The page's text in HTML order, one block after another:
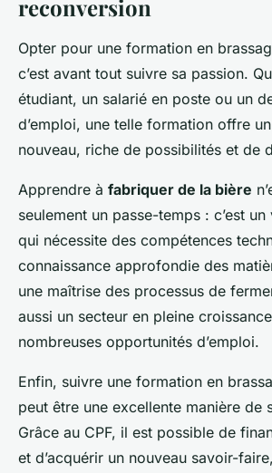
reconversion
Opter pour une formation en
c’est avant tout suivre sa passion.
étudiant, un salarié en poste ou un
d’emploi, une telle formation offre
nouveau, riche de possibilités et de
Apprendre à fabriquer de la bière
seulement un passe-temps : c’est
qui nécessite des compétences
connaissance approfondie des
une maîtrise des processus de
aussi un secteur en pleine
nombreuses opportunités d’emploi.
Enfin, suivre une formation en
peut être une excellente manière de
Grâce au CPF, il est possible de
et d’acquérir un nouveau savoir-